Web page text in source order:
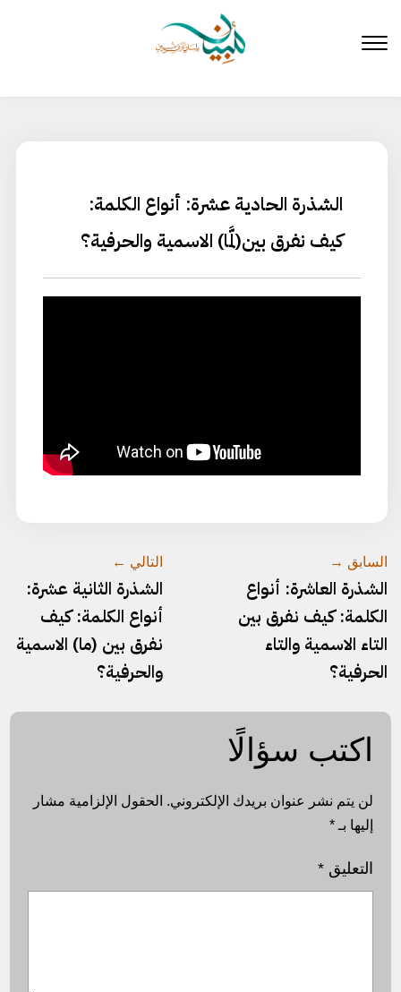
المحتوى
الشذرة الحادية عشرة: أنواع الكلمة:
كيف نفرق بين(لمَّا) الاسمية والحرفية؟
السابق →
الشذرة العاشرة: أنواع
الكلمة: كيف نفرق بين
التاء الاسمية والتاء
الحرفية؟
التالي ←
الشذرة الثانية عشرة:
أنواع الكلمة: كيف
نفرق بين (ما) الاسمية
والحرفية؟
اكتب سؤالًا
لن يتم نشر عنوان بريدك الإلكتروني. الحقول الإلزامية مشار
إليها بـ*
التعليق*